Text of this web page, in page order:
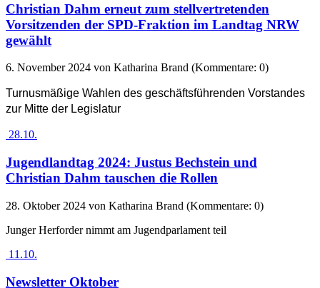
Christian Dahm erneut zum stellvertretenden
Vorsitzenden der SPD-Fraktion im Landtag NRW
gewählt
6. November 2024 von Katharina Brand (Kommentare: 0)
Turnusmäßige Wahlen des geschäftsführenden Vorstandes
zur Mitte der Legislatur
28.10.
Jugendlandtag 2024: Justus Bechstein und
Christian Dahm tauschen die Rollen
28. Oktober 2024 von Katharina Brand (Kommentare: 0)
Junger Herforder nimmt am Jugendparlament teil
11.10.
Newsletter Oktober